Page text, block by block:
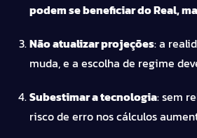
podem se beneficiar do Real,
Não atualizar projeções: a
muda, e a escolha de regime
Subestimar a tecnologia: sem
risco de erro nos cálculos